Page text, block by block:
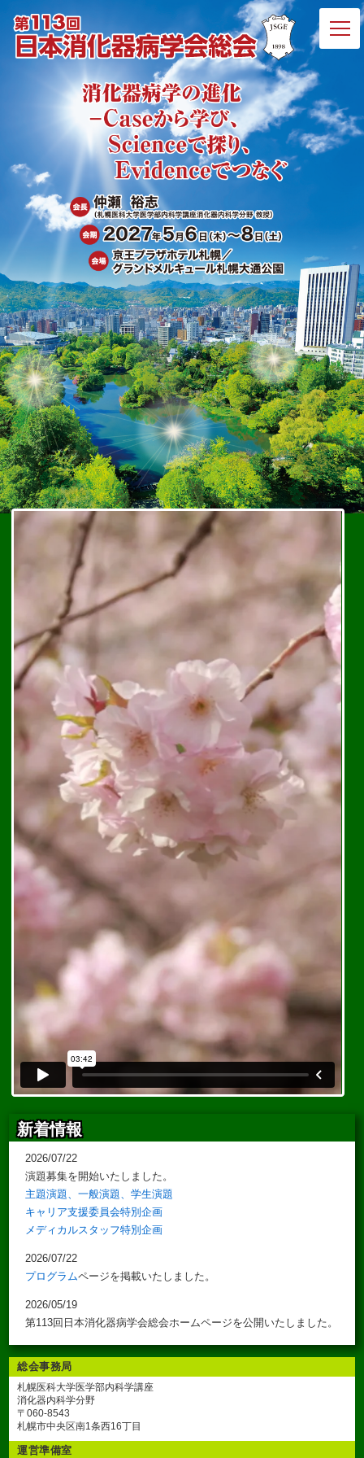
新着情報
2026/07/22
演題募集を開始いたしました。
主題演題、一般演題、学生演題
キャリア支援委員会特別企画
メディカルスタッフ特別企画
2026/07/22
プログラムページを掲載いたしました。
2026/05/19
第113回日本消化器病学会総会ホームページを公開いたしました。
総会事務局
札幌医科大学医学部内科学講座
消化器内科学分野
〒060-8543
札幌市中央区南1条西16丁目
運営準備室